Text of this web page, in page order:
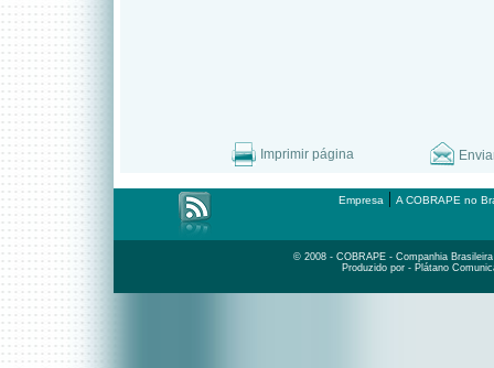
Imprimir página
Empresa | A COBRAPE no
© 2008 - COBRAPE - Companhia
Produzido por - Plátano